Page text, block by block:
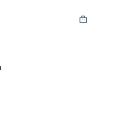
Košarica